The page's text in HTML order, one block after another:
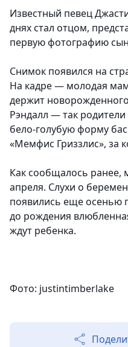
Известный певец
днях стал отцом,
первую фотографию
Снимок появился на
На кадре — молодая
держит
Рэндалл — так
бело-голубую форму
«Мемфис Гриззлис», за
Как сообщалось ранее,
апреля. Слухи о
появились еще осенью
до рождения
ждут ребенка.
Фото: justintimberlake